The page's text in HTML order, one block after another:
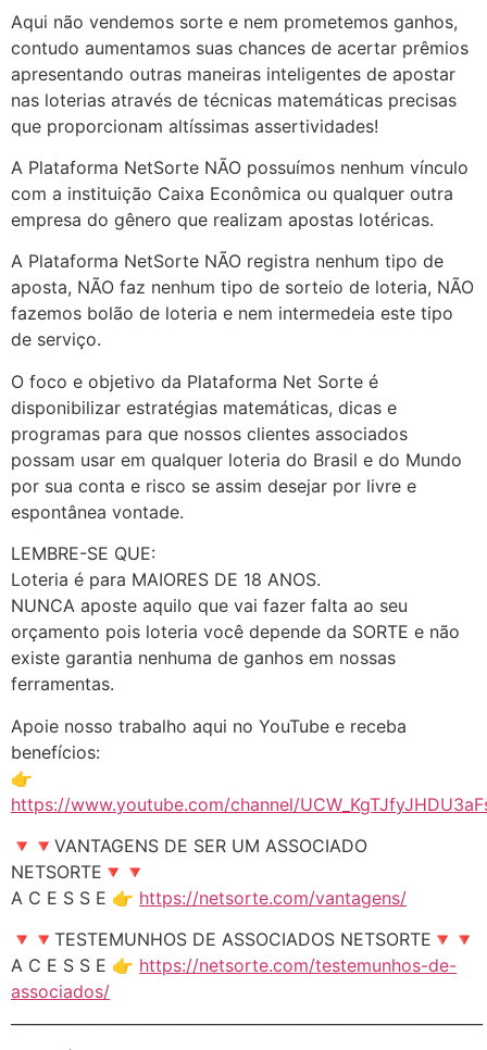
Aqui não vendemos sorte e nem prometemos ganhos,
contudo aumentamos suas chances de acertar prêmios
apresentando outras maneiras inteligentes de apostar
nas loterias através de técnicas matemáticas precisas
que proporcionam altíssimas assertividades!
A Plataforma NetSorte NÃO possuímos nenhum vínculo
com a instituição Caixa Econômica ou qualquer outra
empresa do gênero que realizam apostas lotéricas.
A Plataforma NetSorte NÃO registra nenhum tipo de
aposta, NÃO faz nenhum tipo de sorteio de loteria, NÃO
fazemos bolão de loteria e nem intermedeia este tipo
de serviço.
O foco e objetivo da Plataforma Net Sorte é
disponibilizar estratégias matemáticas, dicas e
programas para que nossos clientes associados
possam usar em qualquer loteria do Brasil e do Mundo
por sua conta e risco se assim desejar por livre e
espontânea vontade.
LEMBRE-SE QUE:
Loteria é para MAIORES DE 18 ANOS.
NUNCA aposte aquilo que vai fazer falta ao seu
orçamento pois loteria você depende da SORTE e não
existe garantia nenhuma de ganhos em nossas
ferramentas.
Apoie nosso trabalho aqui no YouTube e receba
benefícios:
👉
https://www.youtube.com/channel/
🔻🔻VANTAGENS DE SER UM ASSOCIADO
NETSORTE🔻🔻
A C E S S E 👉 https://netsorte.com/vantagens/
🔻🔻TESTEMUNHOS DE ASSOCIADOS NETSORTE🔻🔻
A C E S S E 👉 https://netsorte.com/testemunhos-de-
associados/